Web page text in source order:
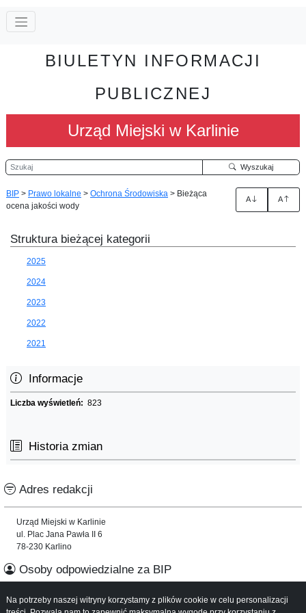
BIULETYN INFORMACJI
PUBLICZNEJ
Urząd Miejski w Karlinie
Szukaj Wyszukaj
BIP > Prawo lokalne > Ochrona Środowiska > Bieżąca
ocena jakości wody
A A
Struktura bieżącej kategorii
2025
2024
2023
2022
2021
Informacje
Liczba wyświetleń: 823
Historia zmian
Adres redakcji
Urząd Miejski w Karlinie
ul. Plac Jana Pawła II 6
78-230 Karlino
Osoby odpowiedzialne za BIP
Informacje o serwisie
Na potrzeby naszej witryny korzystamy z plików cookie w celu personalizacji